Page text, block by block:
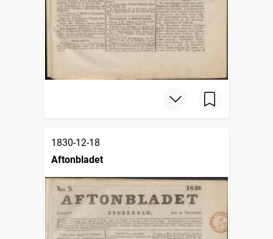
1830-12-18
Aftonbladet